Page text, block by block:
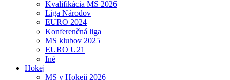
Kvalifikácia MS 2026
Liga Národov
EURO 2024
Konferenčná liga
MS klubov 2025
EURO U21
Iné
Hokej
MS v Hokeji 2026